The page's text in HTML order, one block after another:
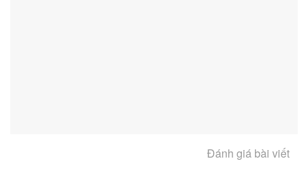
Đánh giá bài viết